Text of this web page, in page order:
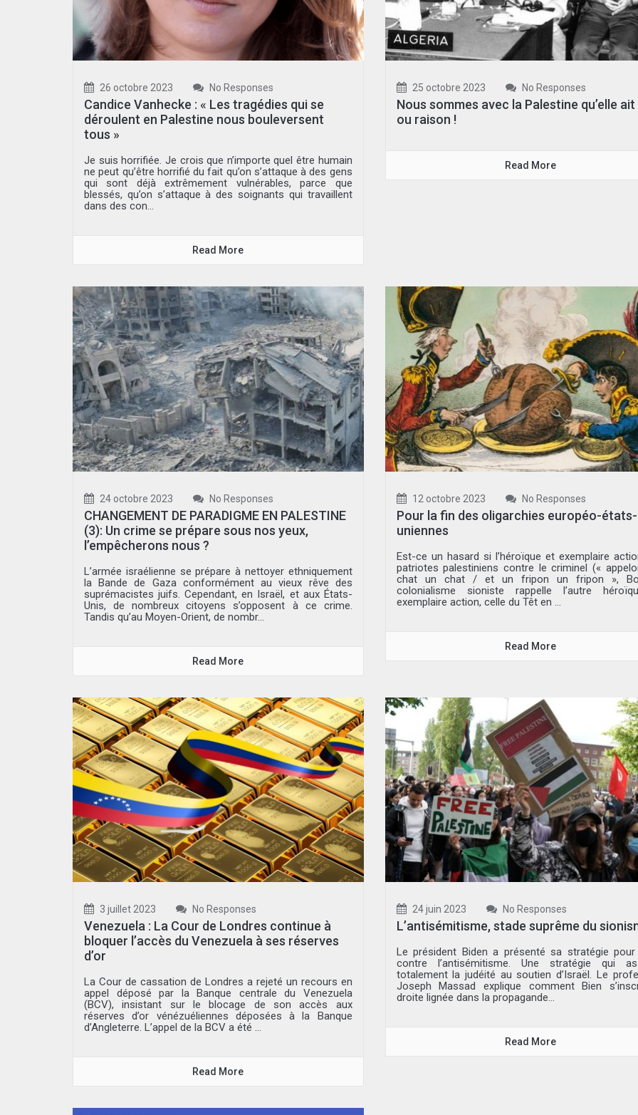
26 octobre 2023 No Responses
Candice Vanhecke : « Les tragédies qui se
déroulent en Palestine nous bouleversent
tous »
Je suis horrifiée. Je crois que n’importe quel être humain
ne peut qu’être horrifié du fait qu’on s’attaque à des gens
qui sont déjà extrêmement vulnérables, parce que
blessés, qu’on s’attaque à des soignants qui travaillent
dans des con...
Read More
25 octobre 2023 No Responses
Nous sommes avec la Palestine qu’elle
ou raison !
Read More
24 octobre 2023 No Responses
CHANGEMENT DE PARADIGME EN PALESTINE
(3): Un crime se prépare sous nos yeux,
l’empêcherons nous ?
L’armée israélienne se prépare à nettoyer ethniquement
la Bande de Gaza conformément au vieux rêve des
suprémacistes juifs. Cependant, en Israël, et aux États-
Unis, de nombreux citoyens s’opposent à ce crime.
Tandis qu’au Moyen-Orient, de nombr...
Read More
12 octobre 2023 No Responses
Pour la fin des oligarchies européo-états-
uniennes
Est-ce un hasard si l’héroïque et exemplaire
patriotes palestiniens contre le criminel («
chat un chat / et un fripon un fripon »,
colonialisme sioniste rappelle l’autre
exemplaire action, celle du Têt en ...
Read More
3 juillet 2023 No Responses
Venezuela : La Cour de Londres continue à
bloquer l’accès du Venezuela à ses réserves
d’or
La Cour de cassation de Londres a rejeté un recours en
appel déposé par la Banque centrale du Venezuela
(BCV), insistant sur le blocage de son accès aux
réserves d’or vénézuéliennes déposées à la Banque
d’Angleterre. L’appel de la BCV a été ...
Read More
24 juin 2023 No Responses
L’antisémitisme, stade suprême du
Le président Biden a présenté sa stratégie
contre l’antisémitisme. Une stratégie qui
totalement la judéité au soutien d’Israël. Le
Joseph Massad explique comment Bien
droite lignée dans la propagande...
Read More